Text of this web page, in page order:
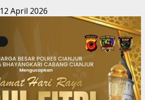
12 April 2026